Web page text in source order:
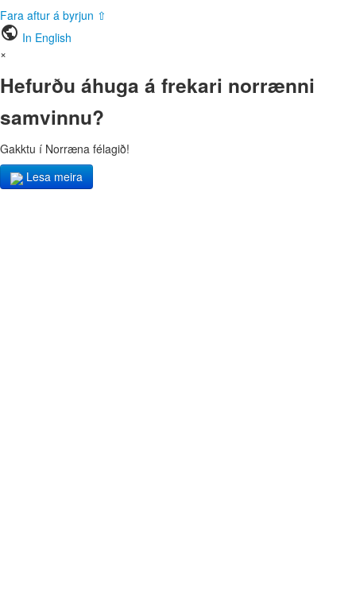
Fara aftur á byrjun ⇧
public In English
×
Hefurðu áhuga á frekari norrænni
samvinnu?
Gakktu í Norræna félagið!
Lesa meira